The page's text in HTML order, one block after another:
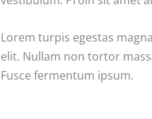
Lorem turpis egestas
elit. Nullam non tortor
Fusce fermentum ipsum.